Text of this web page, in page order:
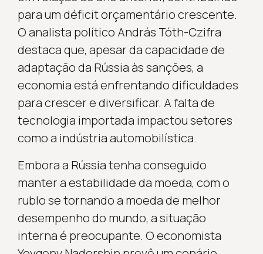
para um déficit orçamentário crescente.
O analista político András Tóth-Czifra
destaca que, apesar da capacidade de
adaptação da Rússia às sanções, a
economia está enfrentando dificuldades
para crescer e diversificar. A falta de
tecnologia importada impactou setores
como a indústria automobilística.
Embora a Rússia tenha conseguido
manter a estabilidade da moeda, com o
rublo se tornando a moeda de melhor
desempenho do mundo, a situação
interna é preocupante. O economista